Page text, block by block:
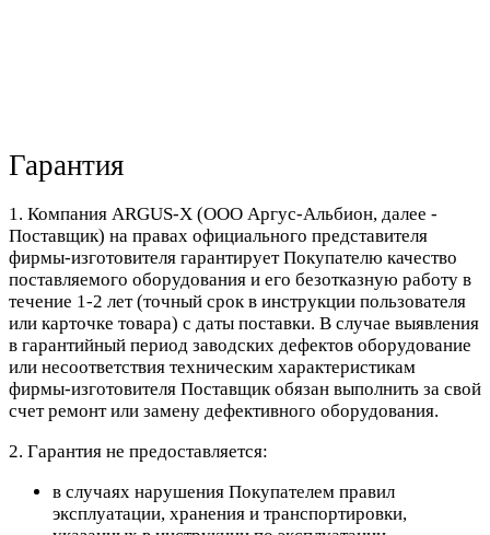
Гарантия
1. Компания ARGUS-X (ООО Аргус-Альбион, далее -
Поставщик) на правах официального представителя
фирмы-изготовителя гарантирует Покупателю качество
поставляемого оборудования и его безотказную работу в
течение 1-2 лет (точный срок в инструкции пользователя
или карточке товара) с даты поставки. В случае выявления
в гарантийный период заводских дефектов оборудование
или несоответствия техническим характеристикам
фирмы-изготовителя Поставщик обязан выполнить за свой
счет ремонт или замену дефективного оборудования.
2. Гарантия не предоставляется:
в случаях нарушения Покупателем правил
эксплуатации, хранения и транспортировки,